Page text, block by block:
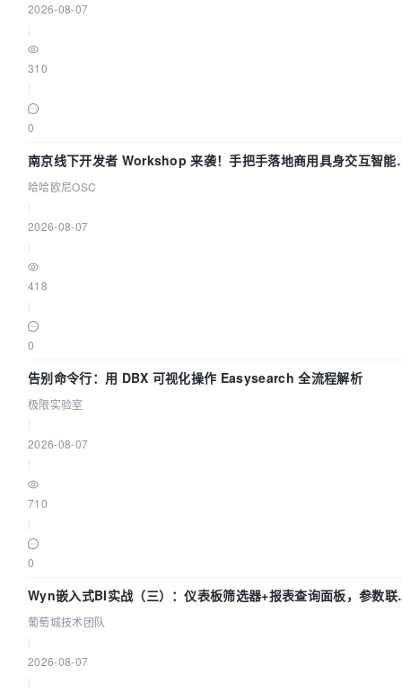
2026-08-07
310
0
南京线下开发者 Workshop 来袭！手把手落地商用具身交互智能
Agent 应用
哈哈欧尼OSC
2026-08-07
418
0
告别命令行：用 DBX 可视化操作 Easysearch 全流程解析
极限实验室
2026-08-07
710
0
Wyn嵌入式BI实战（三）：仪表板筛选器+报表查询面板，参数联
全闭环
葡萄城技术团队
2026-08-07